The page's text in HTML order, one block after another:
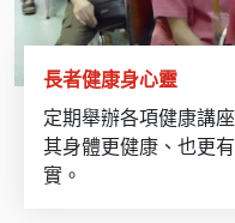
長者健康身心靈
定期舉辦各項健康講
其身體更健康、也更
實。